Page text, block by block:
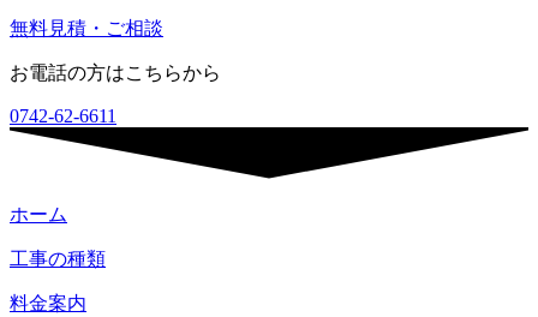
無料見積・ご相談
お電話の方はこちらから
0742-62-6611
ホーム
工事の種類
料金案内